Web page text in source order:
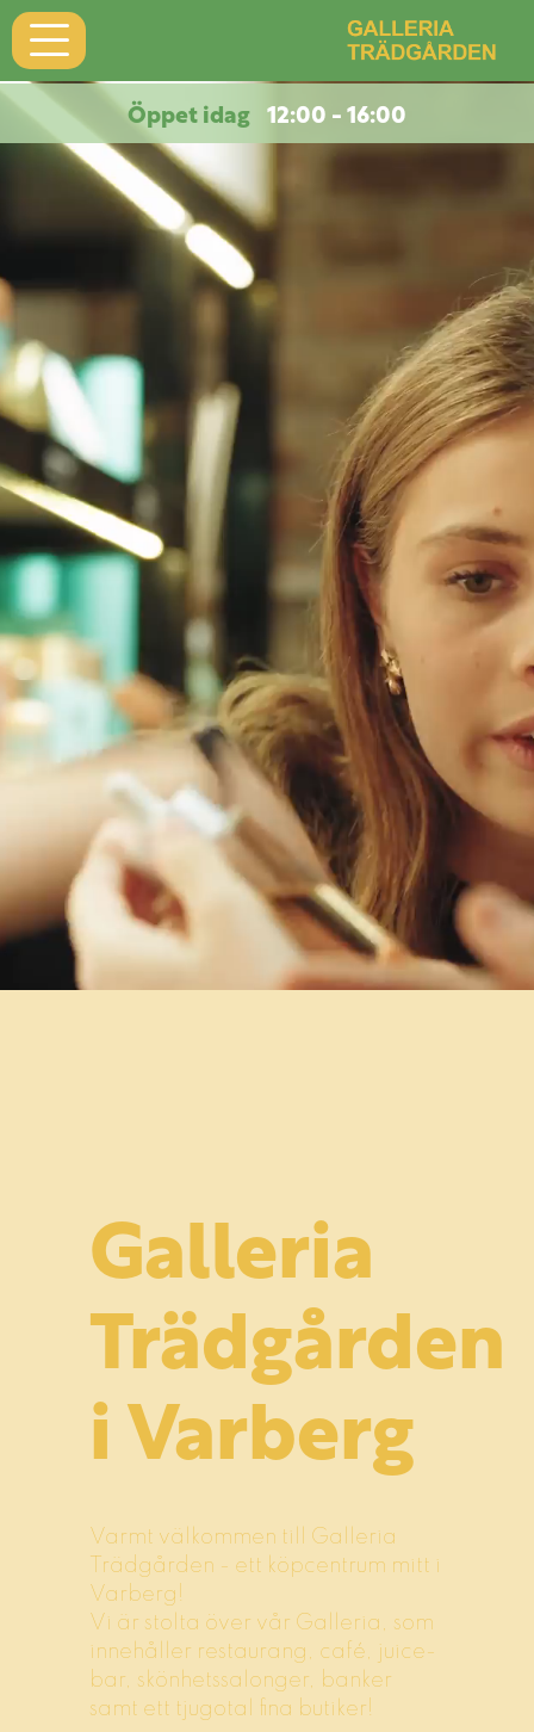
Öppet idag 12:00 - 16:00
Galleria
Trädgården
i Varberg
Varmt välkommen till Galleria
Trädgården - ett köpcentrum mitt i
Varberg!
Vi är stolta över vår Galleria, som
innehåller restaurang, café, juice-
bar, skönhetssalonger, banker
samt ett tjugotal fina butiker!